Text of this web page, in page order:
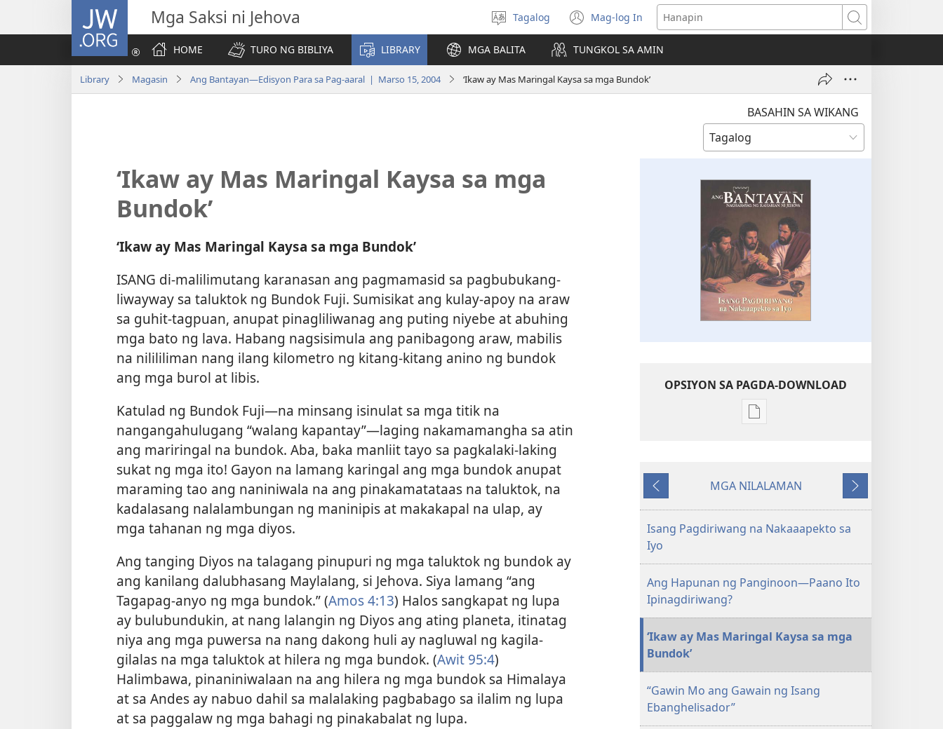
JW.ORG Mga Saksi ni Jehova
Pumili
ng
wika
Tagalog Mag-log In
(may
bubukas
na
bagong
window)
Hanapin
HOME
TURO NG BIBLIYA LIBRARY MGA BALITA TUNGKOL SA AMIN
Library Magasin Ang Bantayan—Edisyon Para sa Pag-aaral | Marso 15, 2004 ‘Ikaw ay Mas Maringal Kaysa sa mga Bundok’
BASAHIN SA WIKANG
‘Ikaw ay Mas Maringal Kaysa sa mga
Bundok’
‘Ikaw ay Mas Maringal Kaysa sa mga Bundok’
ISANG di-malilimutang karanasan ang pagmamasid sa pagbubukang-
liwayway sa taluktok ng Bundok Fuji. Sumisikat ang kulay-apoy na araw
sa guhit-tagpuan, anupat pinagliliwanag ang puting niyebe at abuhing
mga bato ng lava. Habang nagsisimula ang panibagong araw, mabilis
na nilililiman nang ilang kilometro ng kitang-kitang anino ng bundok
ang mga burol at libis.
Katulad ng Bundok Fuji​—na minsang isinulat sa mga titik na
nangangahulugang “walang kapantay”​—​laging nakamamangha sa atin
ang mariringal na bundok. Aba, baka manliit tayo sa pagkalaki-laking
sukat ng mga ito! Gayon na lamang karingal ang mga bundok anupat
maraming tao ang naniniwala na ang pinakamatataas na taluktok, na
kadalasang nalalambungan ng maninipis at makakapal na ulap, ay
mga tahanan ng mga diyos.
Ang tanging Diyos na talagang pinupuri ng mga taluktok ng bundok ay
ang kanilang dalubhasang Maylalang, si Jehova. Siya lamang “ang
Tagapag-anyo ng mga bundok.” (Amos 4:13) Halos sangkapat ng lupa
ay bulubundukin, at nang lalangin ng Diyos ang ating planeta, itinatag
niya ang mga puwersa na nang dakong huli ay nagluwal ng kagila-
gilalas na mga taluktok at hilera ng mga bundok. (Awit 95:4)
Halimbawa, pinaniniwalaan na ang hilera ng mga bundok sa Himalaya
at sa Andes ay nabuo dahil sa malalaking pagbabago sa ilalim ng lupa
at sa paggalaw ng mga bahagi ng pinakabalat ng lupa.
OPSIYON SA PAGDA-DOWNLOAD
Opsiyon
ng
ANG
BANTAYAN
PARA
PAG-
AARAL
2004
Nauna
MGA NILALAMAN
Susunod
Isang Pagdiriwang na Nakaaapekto sa
Iyo
Ang Hapunan ng Panginoon—Paano Ito
Ipinagdiriwang?
‘Ikaw ay Mas Maringal Kaysa sa mga
Bundok’
“Gawin Mo ang Gawain ng Isang
Ebanghelisador”